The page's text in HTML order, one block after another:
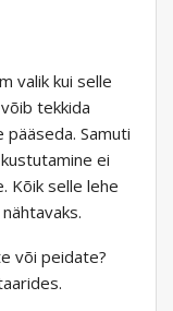
valik kui selle
tekkida
Samuti
ei
Kõik selle lehe
või peidate?